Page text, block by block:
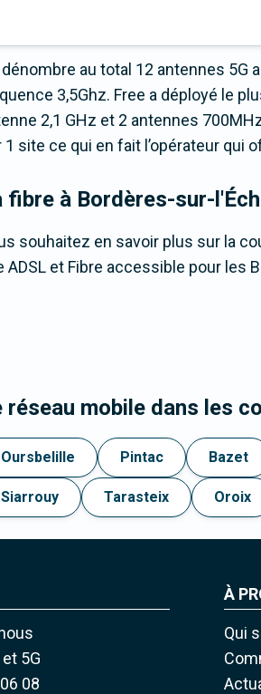
dénombre au total 12 antennes
3,5Ghz. Free a déployé le
2,1 GHz et 2 antennes
1 site ce qui en fait l’opérateur qui
fibre à Bordères-sur-
souhaitez en savoir plus sur la
ADSL et Fibre accessible pour les
réseau mobile dans les
Oursbelille Pintac Bazet
Siarrouy Tarasteix Oroix
5G
08
À
Qui